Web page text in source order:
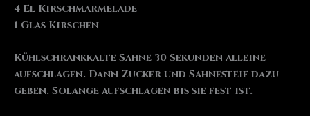
4 El Kirschmarmelade
1 Glas Kirschen
Kühlschrankkalte Sahne 30 Sekunden alleine
aufschlagen. Dann Zucker und Sahnesteif dazu
geben. Solange aufschlagen bis sie fest ist.